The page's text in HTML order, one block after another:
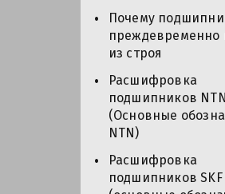
Почему
преждевременно
из строя
Расшифровка
подшипников NTN
(Основные
NTN)
Расшифровка
подшипников SKF